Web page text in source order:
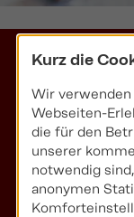
§
IHK-
Kurz die
Wir
Webseiten-
die für den
unserer
notwendig
anonymen